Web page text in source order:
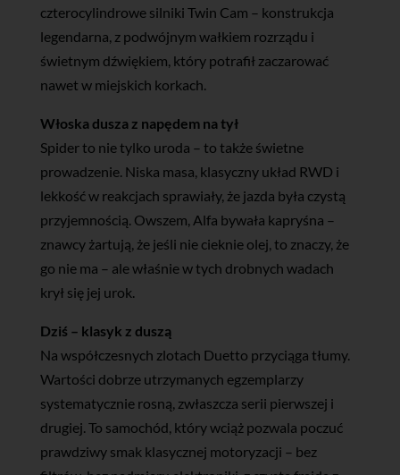
czterocylindrowe silniki Twin Cam – konstrukcja
legendarna, z podwójnym wałkiem rozrządu i
świetnym dźwiękiem, który potrafił zaczarować
nawet w miejskich korkach.
Włoska dusza z napędem na tył
Spider to nie tylko uroda – to także świetne
prowadzenie. Niska masa, klasyczny układ RWD i
lekkość w reakcjach sprawiały, że jazda była czystą
przyjemnością. Owszem, Alfa bywała kapryśna –
znawcy żartują, że jeśli nie cieknie olej, to znaczy, że
go nie ma – ale właśnie w tych drobnych wadach
krył się jej urok.
Dziś – klasyk z duszą
Na współczesnych zlotach Duetto przyciąga tłumy.
Wartości dobrze utrzymanych egzemplarzy
systematycznie rosną, zwłaszcza serii pierwszej i
drugiej. To samochód, który wciąż pozwala poczuć
prawdziwy smak klasycznej motoryzacji – bez